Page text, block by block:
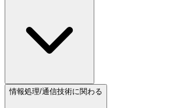
情報処理/通信技術に関わる